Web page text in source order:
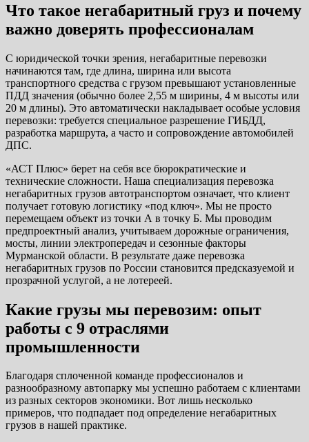
Что такое негабаритный груз и почему
важно доверять профессионалам
С юридической точки зрения, негабаритные перевозки
начинаются там, где длина, ширина или высота
транспортного средства с грузом превышают установленные
ПДД значения (обычно более 2,55 м ширины, 4 м высоты или
20 м длины). Это автоматически накладывает особые условия
перевозки: требуется специальное разрешение ГИБДД,
разработка маршрута, а часто и сопровождение автомобилей
ДПС.
«АСТ Плюс» берет на себя все бюрократические и
технические сложности. Наша специализация перевозка
негабаритных грузов автотранспортом означает, что клиент
получает готовую логистику «под ключ». Мы не просто
перемещаем объект из точки А в точку Б. Мы проводим
предпроектный анализ, учитываем дорожные ограничения,
мосты, линии электропередач и сезонные факторы
Мурманской области. В результате даже перевозка
негабаритных грузов по России становится предсказуемой и
прозрачной услугой, а не лотереей.
Какие грузы мы перевозим: опыт
работы с 9 отраслями
промышленности
Благодаря сплоченной команде профессионалов и
разнообразному автопарку мы успешно работаем с клиентами
из разных секторов экономики. Вот лишь несколько
примеров, что подпадает под определение негабаритных
грузов в нашей практике.